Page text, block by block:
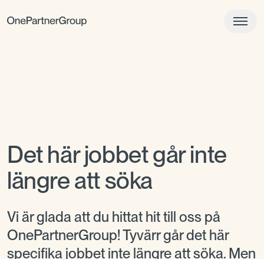
Det här jobbet går inte
längre att söka
Vi är glada att du hittat hit till oss på
OnePartnerGroup! Tyvärr går det här
specifika jobbet inte längre att söka. Men